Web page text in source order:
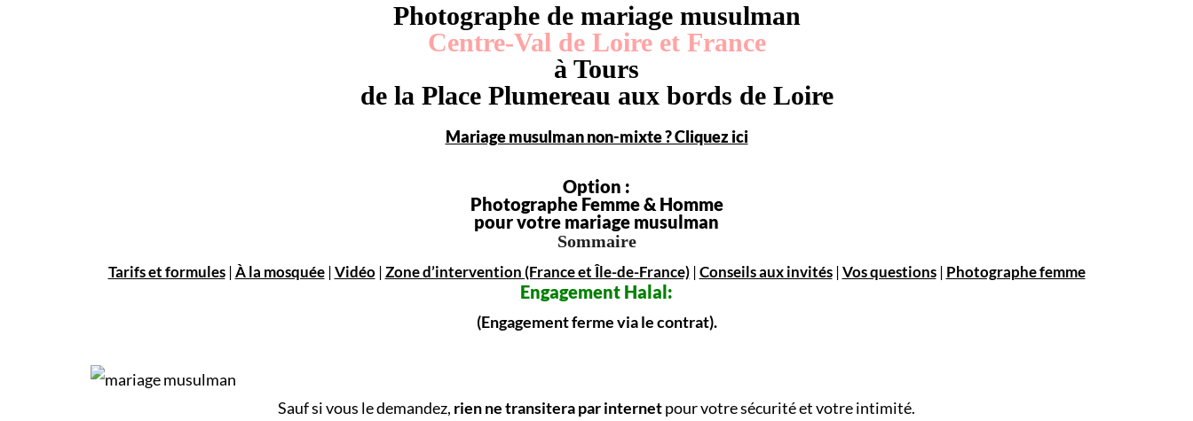
Photographe de mariage musulman
Centre-Val de Loire et France
à Tours
de la Place Plumereau aux bords de Loire
Mariage musulman non-mixte ? Cliquez ici
Option :
Photographe Femme & Homme
pour votre mariage musulman
Sommaire
Tarifs et formules|À la mosquée|Vidéo|Zone d’intervention (France et Île-de-France)|Conseils aux invités|Vos questions| Photographe femme
Engagement Halal:
(Engagement ferme via le contrat).
Sauf si vous le demandez, rien ne transitera par internetpour votre sécurité et votre intimité.